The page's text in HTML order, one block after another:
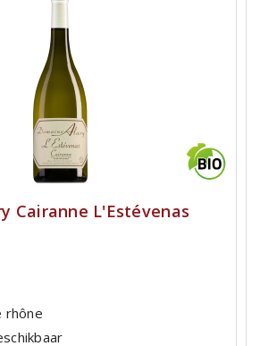
Cairanne L'Estévenas
rhône